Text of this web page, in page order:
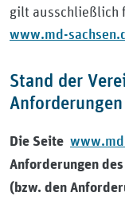
gilt ausschließlich
www.md-
Stand der
Anforderungen
Die Seite
Anforderungen
(bzw. den